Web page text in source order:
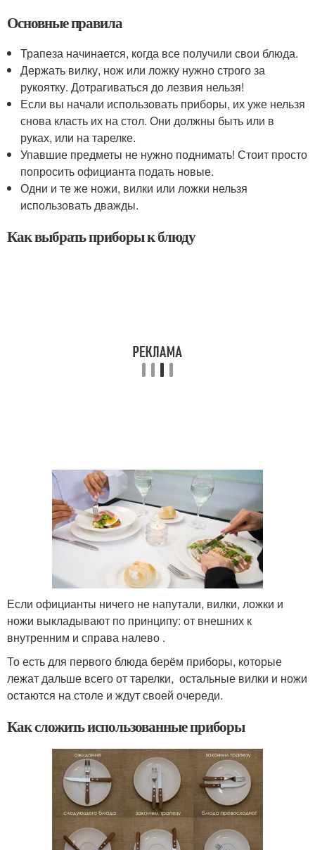
Основные правила
Трапеза начинается, когда все получили свои блюда.
Держать вилку, нож или ложку нужно строго за
рукоятку. Дотрагиваться до лезвия нельзя!
Если вы начали использовать приборы, их уже нельзя
снова класть их на стол. Они должны быть или в
руках, или на тарелке.
Упавшие предметы не нужно поднимать! Стоит просто
попросить официанта подать новые.
Одни и те же ножи, вилки или ложки нельзя
использовать дважды.
Как выбрать приборы к блюду
Если официанты ничего не напутали, вилки, ложки и
ножи выкладывают по принципу: от внешних к
внутренним и справа налево .
То есть для первого блюда берём приборы, которые
лежат дальше всего от тарелки, остальные вилки и ножи
остаются на столе и ждут своей очереди.
Как сложить использованные приборы